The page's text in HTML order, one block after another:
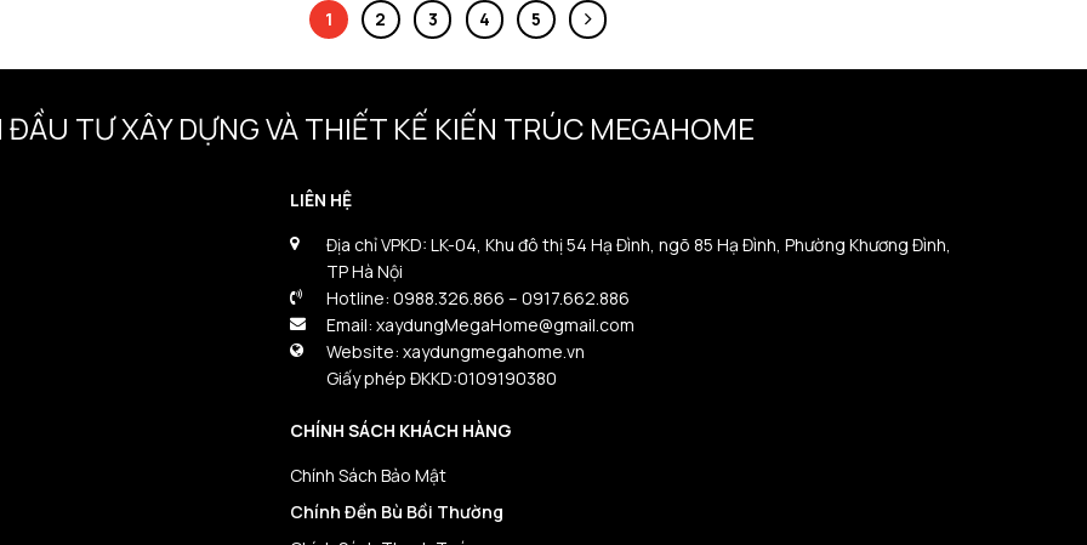
1 2 3 4 5
TƯ XÂY DỰNG VÀ THIẾT KẾ KIẾN TRÚC MEGAHOME
LIÊN HỆ
Địa chỉ VPKD: LK-04, Khu đô thị 54 Hạ Đình, ngõ 85 Hạ Đình, Phường Khương Đình,
TP Hà Nội
Hotline: 0988.326.866 – 0917.662.886
Email: xaydungMegaHome@gmail.com
Website: xaydungmegahome.vn
Giấy phép ĐKKD:0109190380
CHÍNH SÁCH KHÁCH HÀNG
Chính Sách Bảo Mật
Chính Đền Bù Bồi Thường